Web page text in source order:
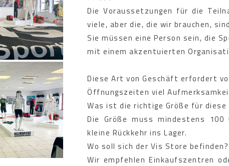
Die Voraussetzungen für die
viele, aber die, die wir brauchen,
Sie müssen eine Person sein, die
mit einem akzentuierten
Diese Art von Geschäft erfordert
Öffnungszeiten viel
Was ist die richtige Größe für
Die Größe muss mindestens
kleine Rückkehr ins Lager.
Wo soll sich der Vis Store befinden?
Wir empfehlen Einkaufszentren